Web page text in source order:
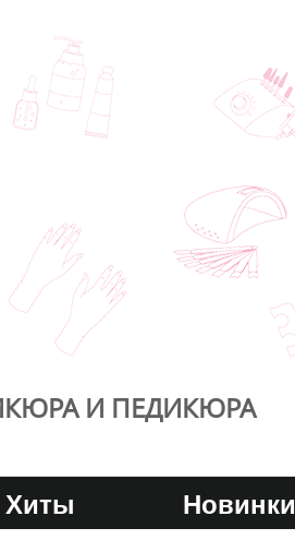
И ПЕДИКЮРА
Хиты Новинки